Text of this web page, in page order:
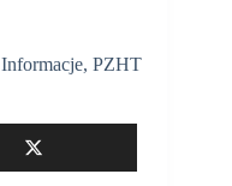
Informacje, PZHT